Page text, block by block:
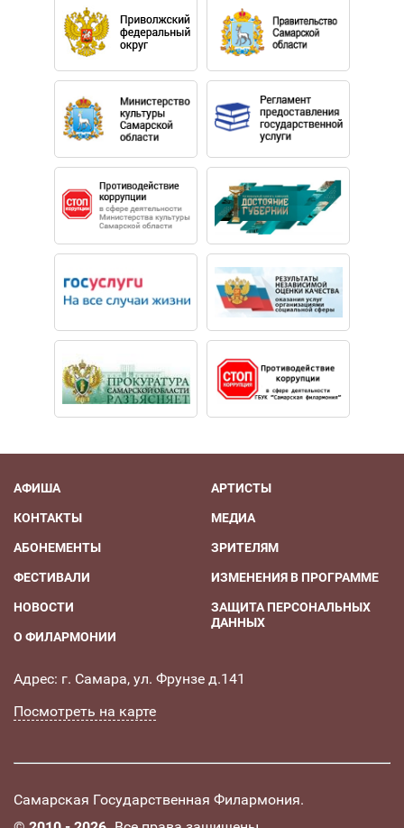
АФИША
КОНТАКТЫ
АБОНЕМЕНТЫ
ФЕСТИВАЛИ
НОВОСТИ
О ФИЛАРМОНИИ
АРТИСТЫ
МЕДИА
ЗРИТЕЛЯМ
ИЗМЕНЕНИЯ В ПРОГРАММЕ
ЗАЩИТА ПЕРСОНАЛЬНЫХ
ДАННЫХ
Адрес: г. Самара, ул. Фрунзе д.141
Посмотреть на карте
Самарская Государственная Филармония.